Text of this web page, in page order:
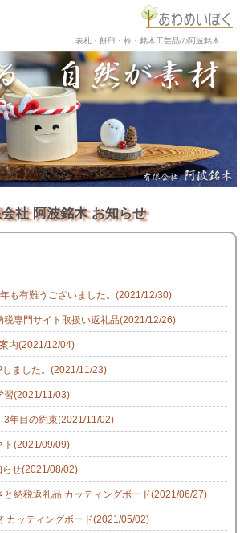
社 阿波銘木 お知らせ
も有難うございました。(2021/12/30)
専門サイト取扱い返礼品(2021/12/26)
内(2021/12/04)
ました。(2021/11/23)
(2021/11/03)
目の約束(2021/11/02)
(2021/09/09)
せ(2021/08/02)
納税返礼品 カッティングボード(2021/06/27)
ッティングボード(2021/05/02)